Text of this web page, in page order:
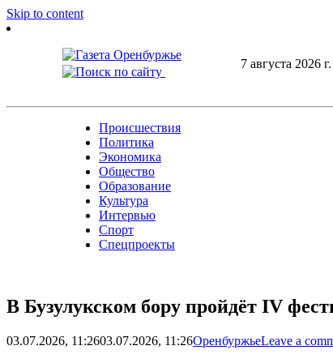
Skip to content
7 августа 2026 г.
Происшествия
Политика
Экономика
Общество
Образование
Культура
Интервью
Спорт
Спецпроекты
В Бузулукском бору пройдёт IV
03.07.2026, 11:2603.07.2026, 11:26ОренбуржьеLeave a